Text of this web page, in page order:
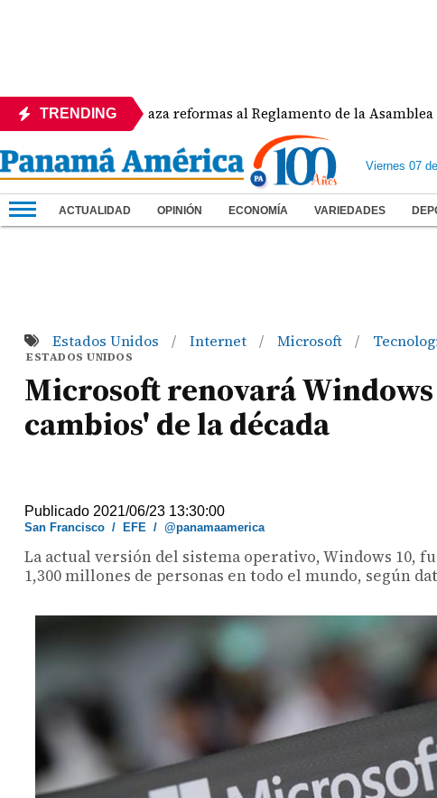
TRENDING
APEDE rechaza reformas al Reglamento de la Asamblea por
Viernes 07
ACTUALIDAD OPINIÓN ECONOMÍA VARIEDADES
Estados Unidos / Internet / Microsoft /
ESTADOS UNIDOS
Microsoft renovará
cambios' de la década
Publicado 2021/06/23 13:30:00
San Francisco / EFE /@panamaamerica
La actual versión del sistema operativo, Windows 10,
1,300 millones de personas en todo el mundo, según